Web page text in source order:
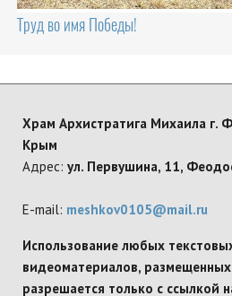
Труд во имя Победы!
Храм Архистратига Михаила г.
Крым
Адрес: ул. Первушина, 11,
E-mail: meshkov0105@mail.ru
Использование любых
видеоматериалов, размещенных
разрешается только с ссылкой